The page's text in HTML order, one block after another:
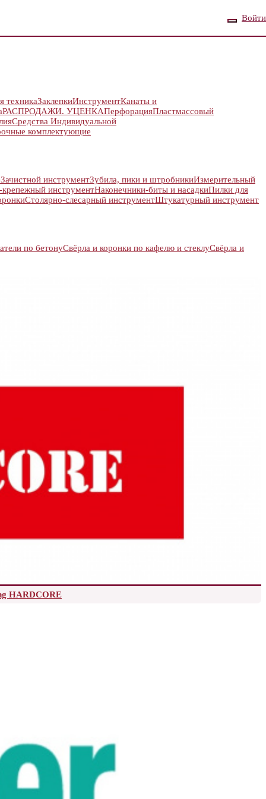
Войти
техникаЗаклепкиИнструментКанаты и
РАСПРОДАЖИ. УЦЕНКАПерфорацияПластмассовый
Средства Индивидуальной
комплектующие
Зачистной инструментЗубила, пики и штробникиИзмерительный
инструментНаконечники-биты и насадкиПилки для
Столярно-слесарный инструментШтукатурный инструмент
по бетонуСвёрла и коронки по кафелю и стеклуСвёрла и
HARDCORE